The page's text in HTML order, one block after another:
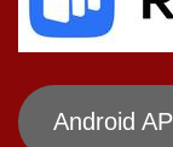
Android